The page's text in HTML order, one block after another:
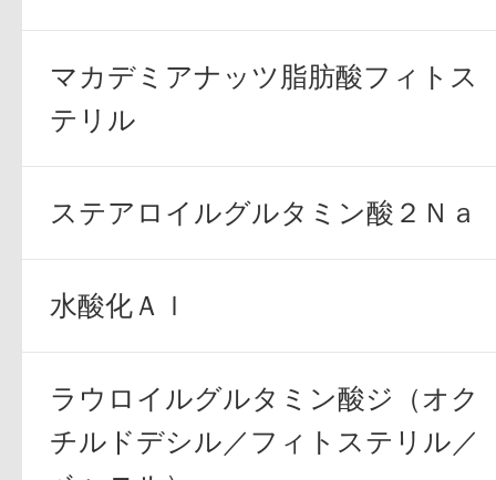
健康食品／サプ
マカデミアナッツ脂肪酸フィトス
テリル
ステアロイルグルタミン酸２Ｎａ
水酸化Ａｌ
ラウロイルグルタミン酸ジ（オク
チルドデシル／フィトステリル／